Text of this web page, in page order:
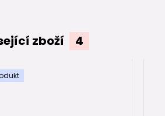
zboží 4